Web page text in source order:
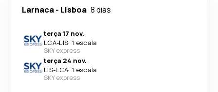
Larnaca- Lisboa 8 dias
terça 17 nov.
LCA-LIS· 1 escala
SKY express
terça 24 nov.
LIS-LCA· 1 escala
SKY express